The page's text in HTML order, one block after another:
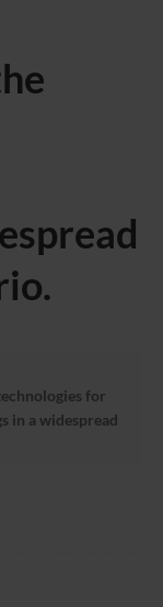
for
in a widespread